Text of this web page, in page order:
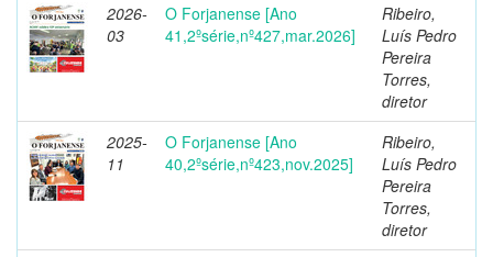
2026-
03
O Forjanense [Ano
41,2ºsérie,nº427,mar.2026]
Ribeiro,
Luís Pedro
Pereira
Torres,
diretor
2025-
11
O Forjanense [Ano
40,2ºsérie,nº423,nov.2025]
Ribeiro,
Luís Pedro
Pereira
Torres,
diretor